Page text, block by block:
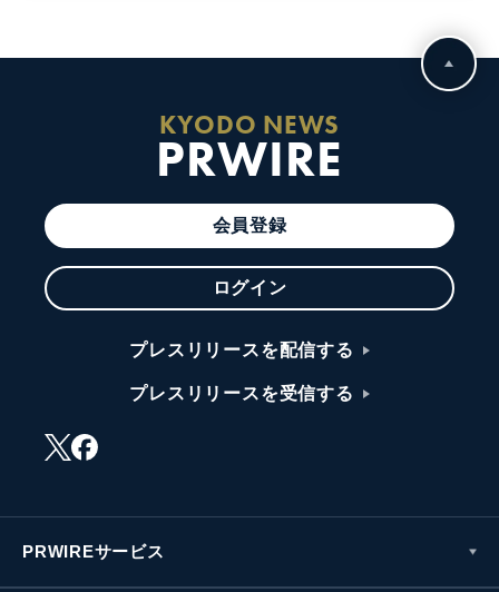
KYODO NEWS
PRWIRE
会員登録
ログイン
プレスリリースを配信する
プレスリリースを受信する
PRWIREサービス